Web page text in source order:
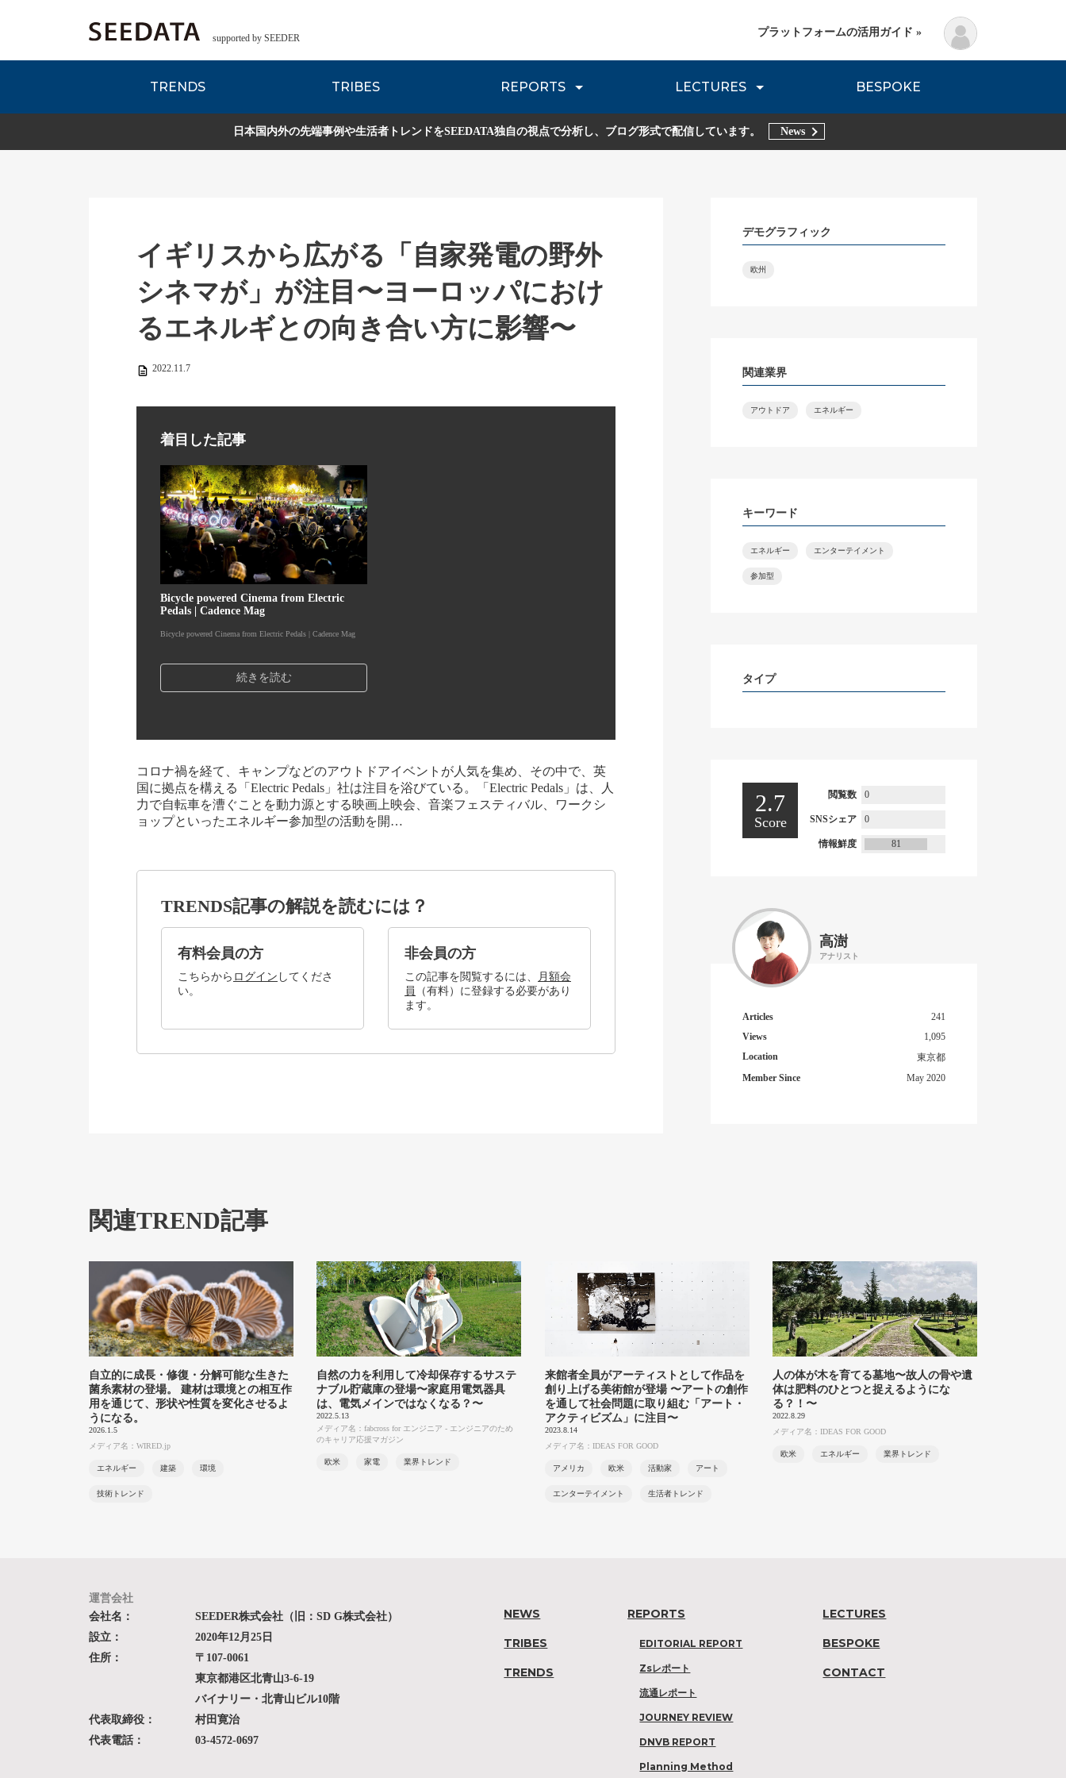
supported by SEEDER
TRENDS TRIBES REPORTS
EDITORIAL REPORT Zsレポート 流通レポート JOURNEY REVIEW DNVB REPORT TRIBE REPORTS
LECTURES
各種データのご紹介 Planning Method
BESPOKE
プラットフォームの活用ガイド »
日本国内外の先端事例や生活者トレンドをSEEDATA独自の視点で分析し、ブログ形式で配信しています。 News
イギリスから広がる「自家発電の野外
シネマが」が注目〜ヨーロッパにおけ
るエネルギとの向き合い方に影響〜
2022.11.7
着目した記事
Bicycle powered Cinema from Electric
Pedals | Cadence Mag
Bicycle powered Cinema from Electric Pedals | Cadence Mag
続きを読む
コロナ禍を経て、キャンプなどのアウトドアイベントが人気を集め、その中で、英
国に拠点を構える「Electric Pedals」社は注目を浴びている。「Electric Pedals」は、人
力で自転車を漕ぐことを動力源とする映画上映会、音楽フェスティバル、ワークシ
ョップといったエネルギー参加型の活動を開…
TRENDS記事の解説を読むには？
有料会員の方
こちらから ログイン してくださ
い。
非会員の方
この記事を閲覧するには、
月額会
員
（有料）に登録する必要があり
ます。
デモグラフィック
欧州
関連業界
アウトドア エネルギー
キーワード
エネルギー エンターテイメント
参加型
タイプ
2.7
Score
閲覧数 0
SNSシェア 0
情報鮮度 81
高澍
アナリスト
Articles
241
Views
1,095
Location
東京都
Member Since
May 2020
関連TREND記事
自立的に成長・修復・分解可能な生きた
菌糸素材の登場。 建材は環境との相互作
用を通じて、形状や性質を変化させるよ
うになる。
2026.1.5
メディア名：WIRED.jp
エネルギー 建築 環境
技術トレンド
自然の力を利用して冷却保存するサステ
ナブル貯蔵庫の登場〜家庭用電気器具
は、電気メインではなくなる？〜
2022.5.13
メディア名：fabcross for エンジニア - エンジニアのため
のキャリア応援マガジン
欧米 家電 業界トレンド
来館者全員がアーティストとして作品を
創り上げる美術館が登場 〜アートの創作
を通して社会問題に取り組む「アート・
アクティビズム」に注目〜
2023.8.14
メディア名：IDEAS FOR GOOD
アメリカ 欧米 活動家 アート
エンターテイメント 生活者トレンド
人の体が木を育てる墓地〜故人の骨や遺
体は肥料のひとつと捉えるようにな
る？！〜
2022.8.29
メディア名：IDEAS FOR GOOD
欧米 エネルギー 業界トレンド
運営会社
会社名：
SEEDER株式会社（旧：SD G株式会社）
設立：
2020年12月25日
住所：
〒107-0061
東京都港区北青山3-6-19
バイナリー・北青山ビル10階
代表取締役：
村田寛治
代表電話：
03-4572-0697
NEWS
TRIBES
TRENDS
REPORTS
EDITORIAL REPORT
Zsレポート
流通レポート
JOURNEY REVIEW
DNVB REPORT
Planning Method
LECTURES
BESPOKE
CONTACT